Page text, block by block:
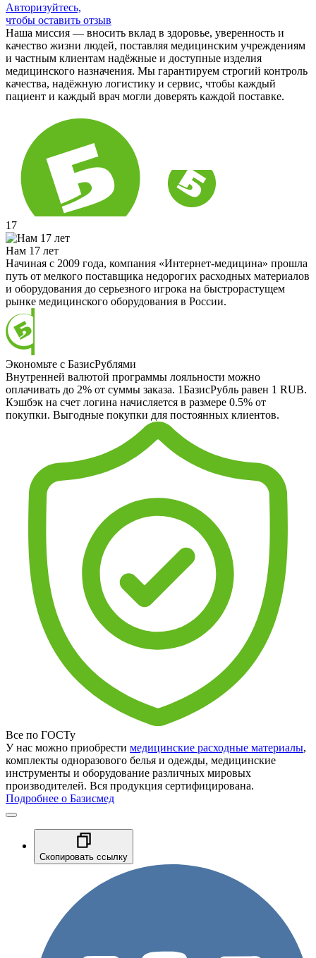
Авторизуйтесь,
чтобы оставить отзыв
Наша миссия — вносить вклад в здоровье, уверенность и
качество жизни людей, поставляя медицинским учреждениям
и частным клиентам надёжные и доступные изделия
медицинского назначения. Мы гарантируем строгий контроль
качества, надёжную логистику и сервис, чтобы каждый
пациент и каждый врач могли доверять каждой поставке.
17
Нам 17 лет
Начиная с 2009 года, компания «Интернет-медицина» прошла
путь от мелкого поставщика недорогих расходных материалов
и оборудования до серьезного игрока на быстрорастущем
рынке медицинского оборудования в России.
Экономьте с БазисРублями
Внутренней валютой программы лояльности можно
оплачивать до 2% от суммы заказа. 1БазисРубль равен 1 RUB.
Кэшбэк на счет логина начисляется в размере 0.5% от
покупки. Выгодные покупки для постоянных клиентов.
Все по ГОСТу
У нас можно приобрести медицинские расходные материалы,
комплекты одноразового белья и одежды, медицинские
инструменты и оборудование различных мировых
производителей. Вся продукция сертифицирована.
Подробнее о Базисмед
Скопировать ссылку